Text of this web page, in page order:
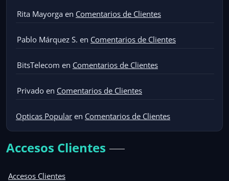
Rita Mayorga en Comentarios de Clientes
Pablo Márquez S. en Comentarios de Clientes
BitsTelecom en Comentarios de Clientes
Privado en Comentarios de Clientes
Opticas Popular en Comentarios de Clientes
Accesos Clientes
Accesos Clientes